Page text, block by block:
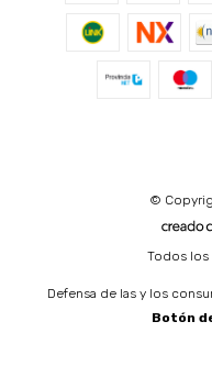
©
Todos los
Defensa de las y los
Botón